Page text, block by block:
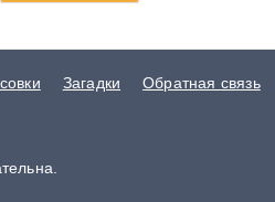
Загадки Обратная связь